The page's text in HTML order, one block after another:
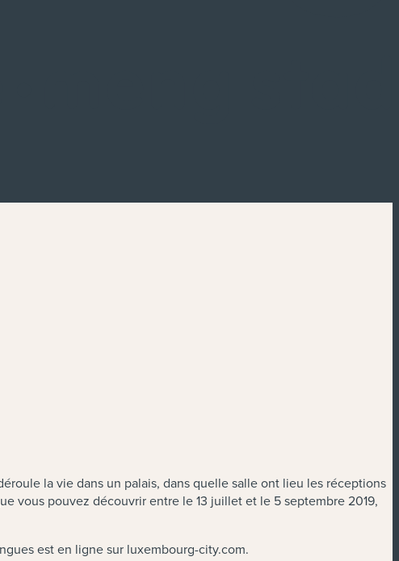
la vie dans un palais, dans quelle salle ont lieu les réceptions
vous pouvez découvrir entre le 13 juillet et le 5 septembre 2019,
est en ligne sur luxembourg-city.com.